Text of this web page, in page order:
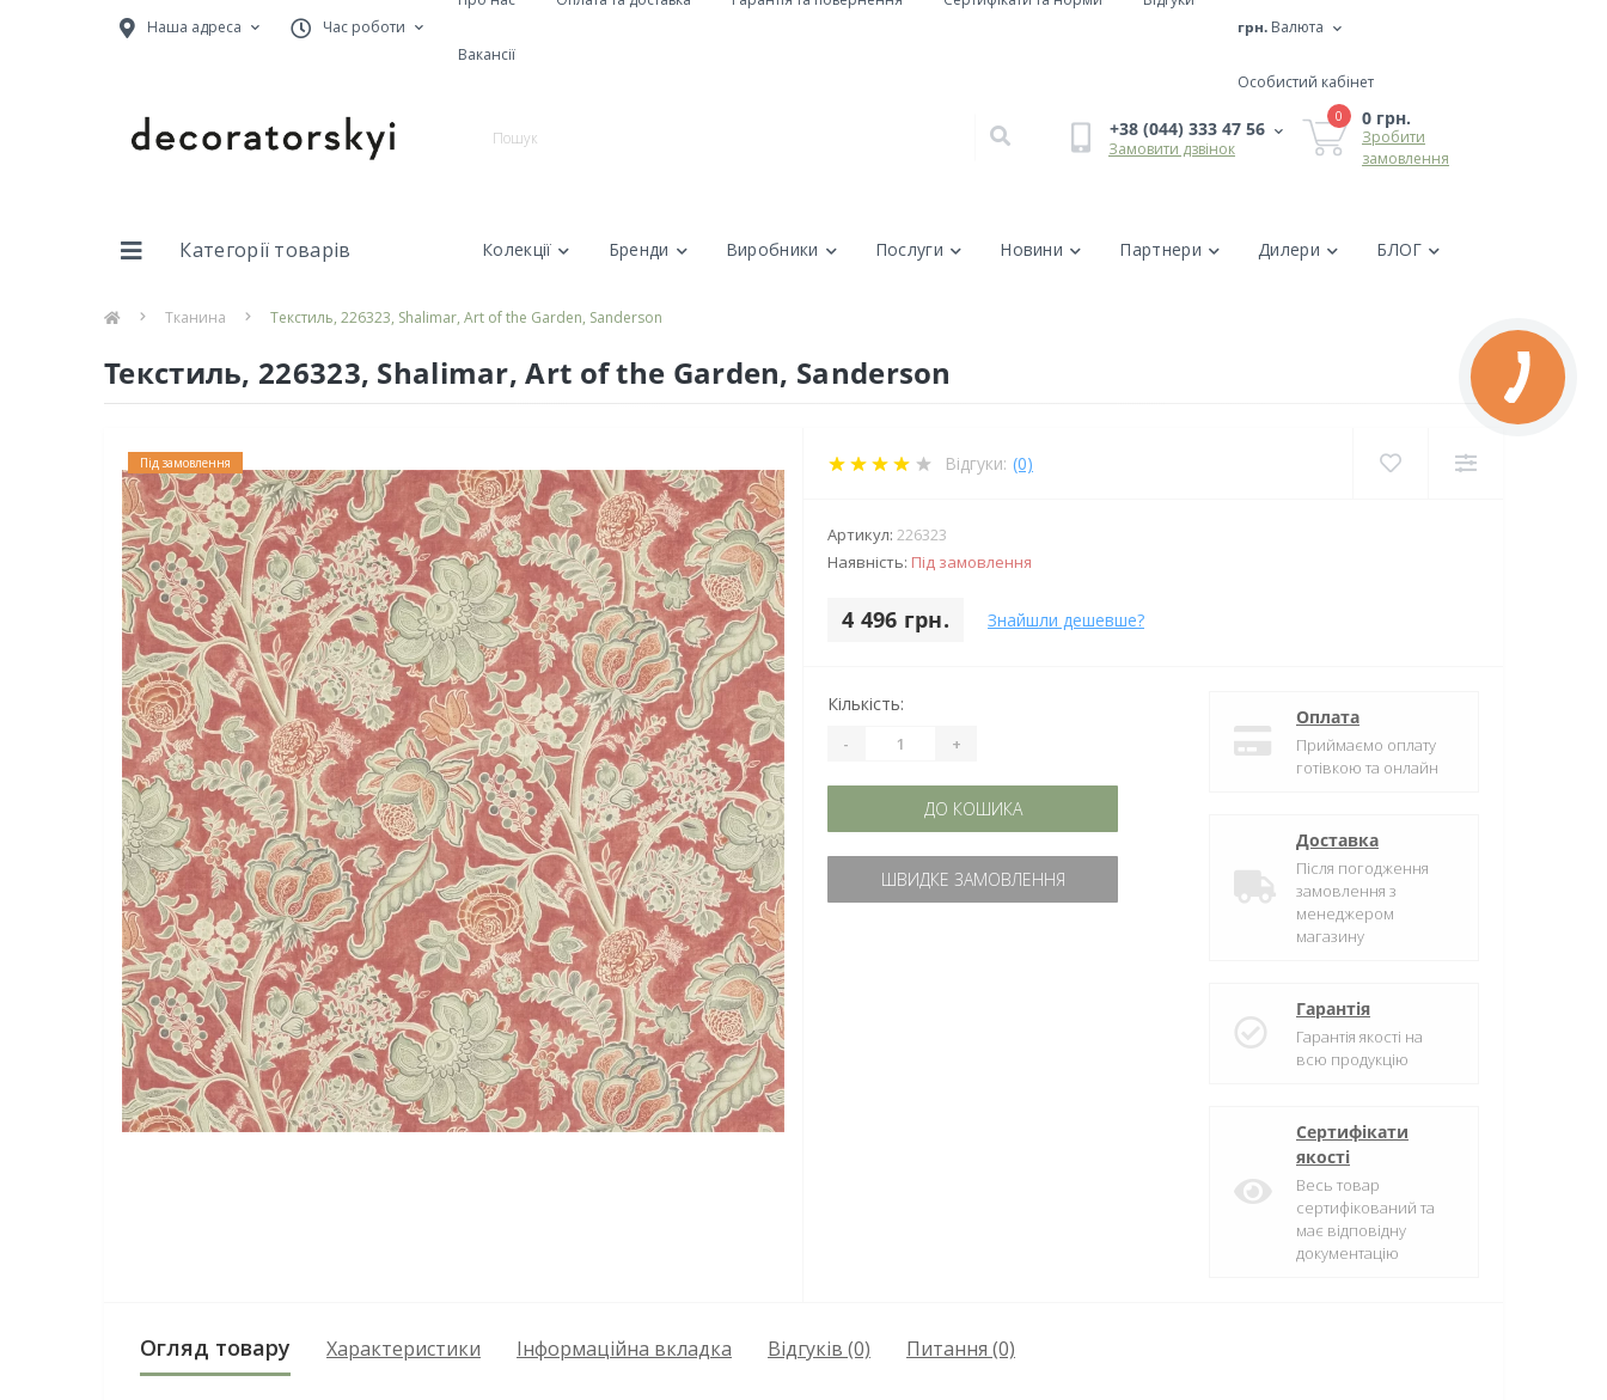
Наша адреса Час роботи
Вакансії
грн. Валюта
Особистий кабінет
+38 (044) 333 47 56
Замовити дзвінок
0 0 грн.
Зробити
замовлення
Категорії товарів Колекції Бренди Виробники Послуги Новини Партнери Дилери БЛОГ
Тканина Текстиль, 226323, Shalimar, Art of the Garden, Sanderson
Текстиль, 226323, Shalimar, Art of the Garden, Sanderson
Під замовлення Відгуки: (0)
Артикул: 226323
Наявність: Під замовлення
4 496 грн. Знайшли дешевше?
Кількість:
- +
ДО КОШИКА
ШВИДКЕ ЗАМОВЛЕННЯ
Оплата
Приймаємо оплату
готівкою та онлайн
Доставка
Після погодження
замовлення з
менеджером
магазину
Гарантія
Гарантія якості на
всю продукцію
Сертифікати
якості
Весь товар
сертифікований та
має відповідну
документацію
Огляд товару Характеристики Інформаційна вкладка Відгуків (0) Питання (0)